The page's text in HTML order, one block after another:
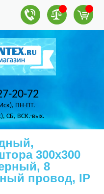
20-72
ПН-ПТ.
СБ, ВСК.-вых.
300х300
8
провод, IP